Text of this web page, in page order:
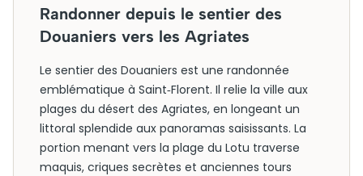
Randonner depuis le sentier des
Douaniers vers les Agriates
Le sentier des Douaniers est une randonnée
emblématique à Saint‑Florent. Il relie la ville aux
plages du désert des Agriates, en longeant un
littoral splendide aux panoramas saisissants. La
portion menant vers la plage du Lotu traverse
maquis, criques secrètes et anciennes tours